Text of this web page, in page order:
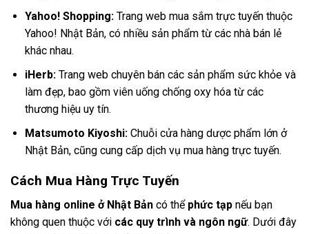
Yahoo! Shopping:Trang web mua sắm trực tuyến thuộc
Yahoo! Nhật Bản, có nhiều sản phẩm từ các nhà bán lẻ
khác nhau.
iHerb:Trang web chuyên bán các sản phẩm sức khỏe và
làm đẹp, bao gồm viên uống chống oxy hóa từ các
thương hiệu uy tín.
Matsumoto Kiyoshi:Chuỗi cửa hàng dược phẩm lớn ở
Nhật Bản, cũng cung cấp dịch vụ mua hàng trực tuyến.
Cách Mua Hàng Trực Tuyến
Mua hàng online ở Nhật Bản có thể phức tạp nếu bạn
không quen thuộc với các quy trình và ngôn ngữ. Dưới đây